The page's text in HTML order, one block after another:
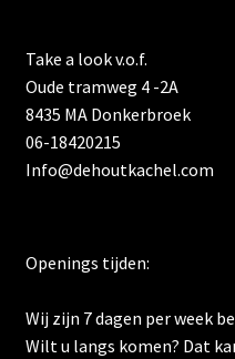
Take a look v.o.f.
Oude tramweg 4 -2A
8435 MA Donkerbroek
06-18420215
Info@dehoutkachel.com
Openings tijden:
Wij zijn 7 dagen per week
Wilt u langs komen? Dat